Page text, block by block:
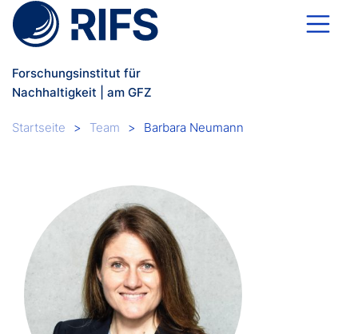
Direkt zum Inhalt
Forschungsinstitut für
Nachhaltigkeit | am GFZ
Breadcrumb
Startseite Team Barbara Neumann